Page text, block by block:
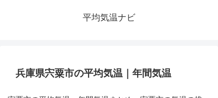
平均気温ナビ
兵庫県宍粟市の平均気温｜年間気温